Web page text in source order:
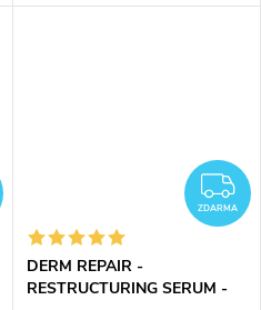
pokožky. Ikonický produkt
ZDARMA
DERM REPAIR -
RESTRUCTURING SERUM -